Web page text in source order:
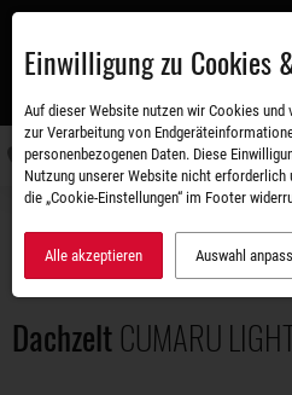
Zum
Dachzelt CUMARU
Einwilligung zu Cookies
Auf dieser Website nutzen wir Cookies und
zur Verarbeitung von
personenbezogenen Daten. Diese
Nutzung unserer Website nicht erforderlich
die „Cookie-Einstellungen“ im Footer
Alle akzeptieren Auswahl